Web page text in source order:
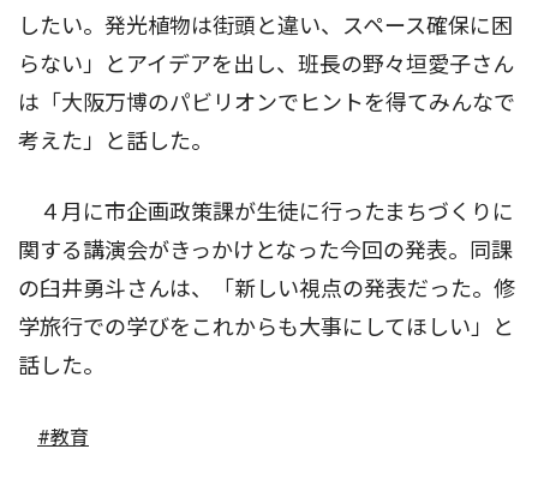
したい。発光植物は街頭と違い、スペース確保に困
らない」とアイデアを出し、班長の野々垣愛子さん
は「大阪万博のパビリオンでヒントを得てみんなで
考えた」と話した。
４月に市企画政策課が生徒に行ったまちづくりに
関する講演会がきっかけとなった今回の発表。同課
の臼井勇斗さんは、「新しい視点の発表だった。修
学旅行での学びをこれからも大事にしてほしい」と
話した。
#教育